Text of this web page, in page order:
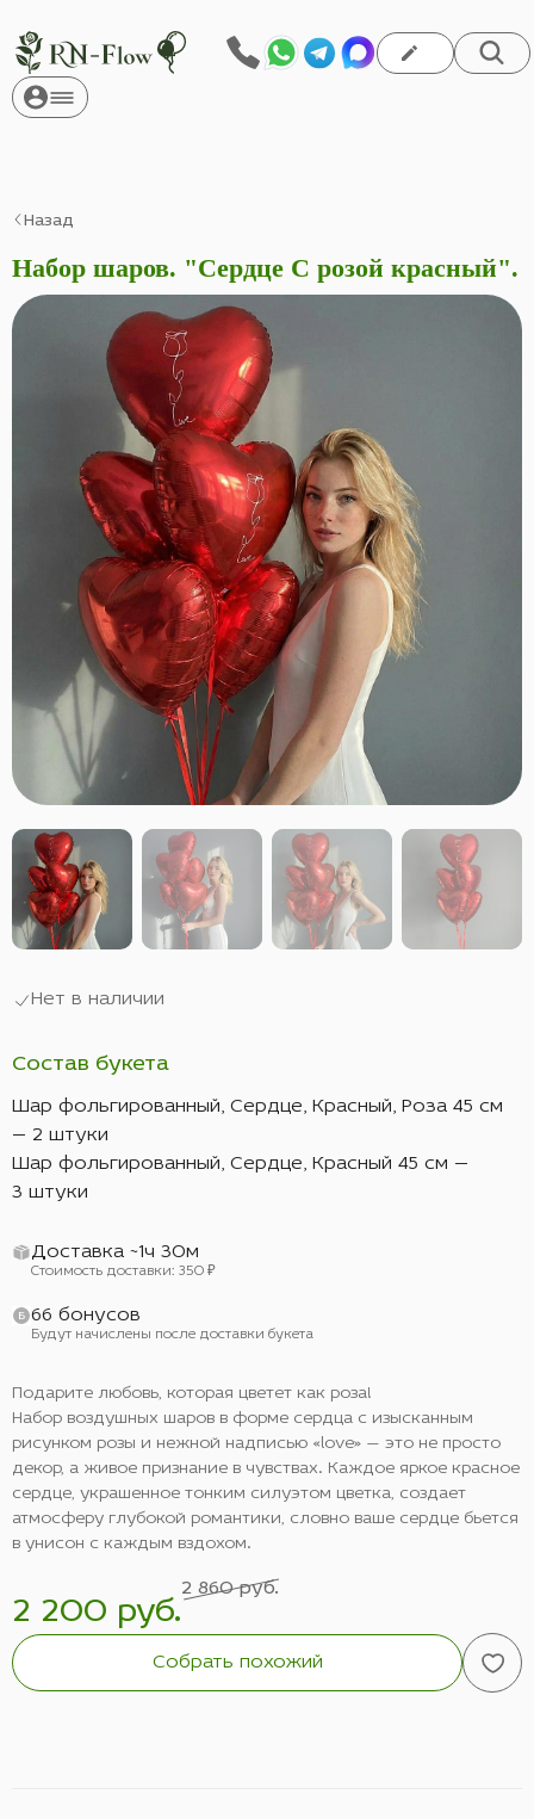
Назад
Набор шаров. "Сердце С розой красный".
Нет в наличии
Состав букета
Шар фольгированный, Сердце, Красный, Роза 45 см
— 2 штуки
Шар фольгированный, Сердце, Красный 45 см —
3 штуки
Доставка ~1ч 30м
Стоимость доставки: 350 ₽
66 бонусов
Будут начислены после доставки букета
Подарите любовь, которая цветет как роза!
Набор воздушных шаров в форме сердца с изысканным
рисунком розы и нежной надписью «love» — это не просто
декор, а живое признание в чувствах. Каждое яркое красное
сердце, украшенное тонким силуэтом цветка, создает
атмосферу глубокой романтики, словно ваше сердце бьется
в унисон с каждым вздохом.
2 200 руб.
2 860 руб.
Собрать похожий